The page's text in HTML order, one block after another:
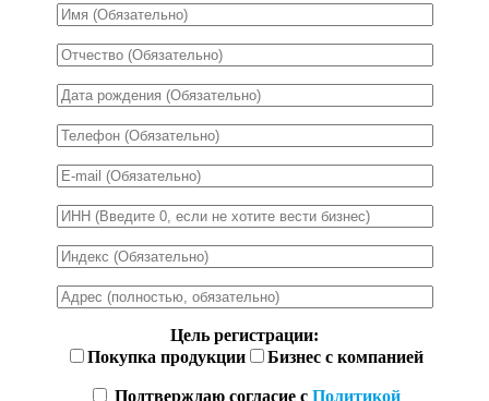
Цель регистрации:
Покупка продукции
Бизнес с компанией
Подтверждаю согласие с Политикой